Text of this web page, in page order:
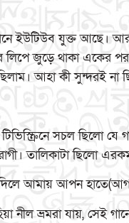
ইউটিউব যুক্ত আছে। আর
লিপে জুড়ে থাকা একের
আহা কী সুন্দরই না
সচল ছিলো যে
তালিকাটা ছিলো
আমায় আপন
নীল ভ্রমরা যায়, সেই